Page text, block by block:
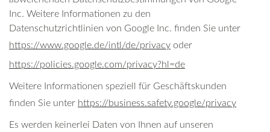
Inc. Weitere Informationen zu den
Datenschutzrichtlinien von Google Inc. finden Sie unter
https://www.google.de/intl/de/privacy oder
https://policies.google.com/privacy?hl=de
Weitere Informationen speziell für Geschäftskunden
finden Sie unter https://business.safety.google/privacy
Es werden keinerlei Daten von Ihnen auf unseren